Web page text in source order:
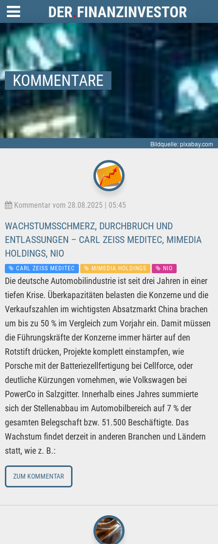
KOMMENTARE
Bildquelle: pixabay.com
Kommentar vom 28.08.2025 | 05:45
WACHSTUMSSCHMERZ, DURCHBRUCH UND
ENTLASSUNGEN – CARL ZEISS MEDITEC, MIMEDIA
HOLDINGS, NIO
CARL ZEISS MEDITEC MIMEDIA HOLDINGS NIO
Die deutsche Automobilindustrie ist seit drei Jahren in einer
tiefen Krise. Überkapazitäten belasten die Konzerne und die
Verkaufszahlen im wichtigsten Absatzmarkt China brachen
um bis zu 50 % im Vergleich zum Vorjahr ein. Damit müssen
die Führungskräfte der Konzerne immer härter auf den
Rotstift drücken, Projekte komplett einstampfen, wie
Porsche mit der Batteriezellfertigung bei Cellforce, oder
deutliche Kürzungen vornehmen, wie Volkswagen bei
PowerCo in Salzgitter. Innerhalb eines Jahres summierte
sich der Stellenabbau im Automobilbereich auf 7 % der
gesamten Belegschaft bzw. 51.500 Beschäftigte. Das
Wachstum findet derzeit in anderen Branchen und Ländern
statt, wie z. B.:
ZUM KOMMENTAR